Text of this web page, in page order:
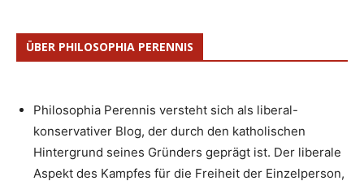
ÜBER PHILOSOPHIA PERENNIS
Philosophia Perennis versteht sich als liberal-
konservativer Blog, der durch den katholischen
Hintergrund seines Gründers geprägt ist. Der liberale
Aspekt des Kampfes für die Freiheit der Einzelperson,